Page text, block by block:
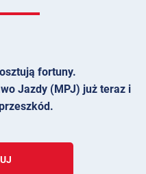
fortuny.
Jazdy (MPJ) już teraz i